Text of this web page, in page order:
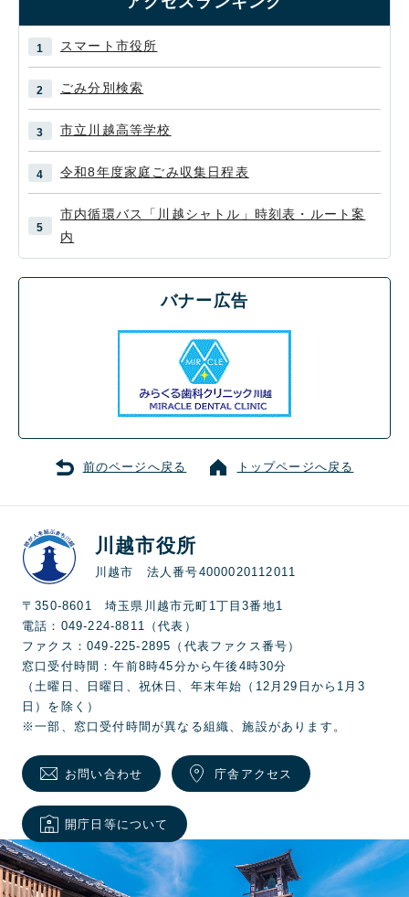
スマート市役所
ごみ分別検索
市立川越高等学校
令和8年度家庭ごみ収集日程表
市内循環バス「川越シャトル」時刻表・ルート案
内
バナー広告
前のページへ戻る トップページへ戻る
川越市役所
川越市 法人番号4000020112011
〒350-8601 埼玉県川越市元町1丁目3番地1
電話：049-224-8811（代表）
ファクス：049-225-2895（代表ファクス番号）
窓口受付時間：午前8時45分から午後4時30分
（土曜日、日曜日、祝休日、年末年始（12月29日から1月3
日）を除く）
※一部、窓口受付時間が異なる組織、施設があります。
お問い合わせ 庁舎アクセス
開庁日等について